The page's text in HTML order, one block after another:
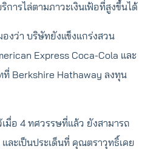
ารไล่ตามภาวะเงินเฟ้อที่สูงขึ้นได้
งว่า บริษัทยังแข็งแกร่งสวน
Express Coca-Cola และ
ที่ Berkshire Hathaway ลงทุน
อ 4 ทศวรรษที่แล้ว ยังสามารถ
ละเป็นประเด็นที่ คุณตราวุทธิ์เคย